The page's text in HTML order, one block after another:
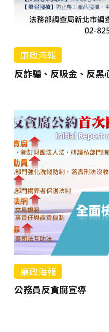
廉政海報
廉政海報
公務員反貪腐宣導